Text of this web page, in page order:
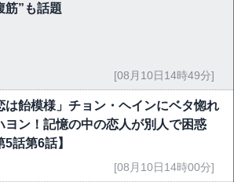
筋”も話題
[08月10日14時49分]
は飴模様」チョン・ヘインにベタ惚れ
ヨン！記憶の中の恋人が別人で困惑
5話第6話】
[08月10日14時00分]